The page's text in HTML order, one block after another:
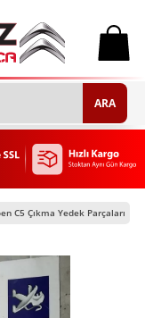
0
ARA
C5 Çıkma Yedek Parçaları